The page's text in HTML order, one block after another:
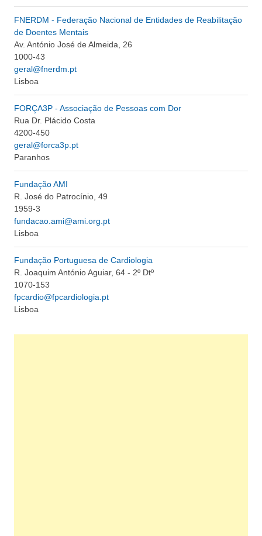
FNERDM - Federação Nacional de Entidades de Reabilitação
de Doentes Mentais
Av. António José de Almeida, 26
1000-43
geral@fnerdm.pt
Lisboa
FORÇA3P - Associação de Pessoas com Dor
Rua Dr. Plácido Costa
4200-450
geral@forca3p.pt
Paranhos
Fundação AMI
R. José do Patrocínio, 49
1959-3
fundacao.ami@ami.org.pt
Lisboa
Fundação Portuguesa de Cardiologia
R. Joaquim António Aguiar, 64 - 2º Dtº
1070-153
fpcardio@fpcardiologia.pt
Lisboa